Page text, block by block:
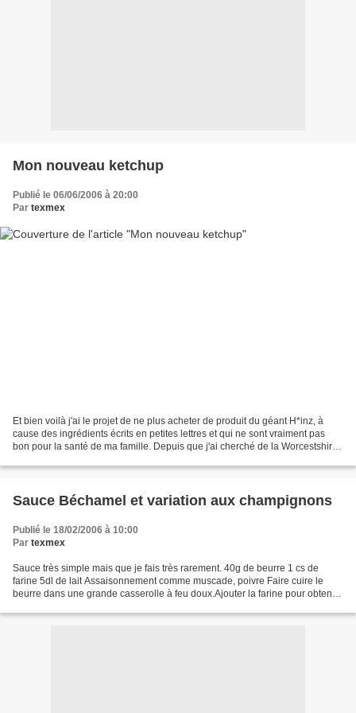
Mon nouveau ketchup
Publié le 06/06/2006 à 20:00
Par texmex
Et bien voilà j'ai le projet de ne plus acheter de produit du géant H*inz, à
cause des ingrédients écrits en petites lettres et qui ne sont vraiment pas
bon pour la santé de ma famille. Depuis que j'ai cherché de la Worcestshire
Sauce Béchamel et variation aux champignons
Publié le 18/02/2006 à 10:00
Par texmex
Sauce très simple mais que je fais très rarement. 40g de beurre 1 cs de
farine 5dl de lait Assaisonnement comme muscade, poivre Faire cuire le
beurre dans une grande casserolle à feu doux.Ajouter la farine pour obtenir